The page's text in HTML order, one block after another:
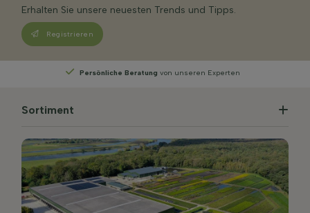
Erhalten Sie unsere neuesten Trends und Tipps.
Registrieren
Persönliche Beratung von unseren Experten
Sortiment